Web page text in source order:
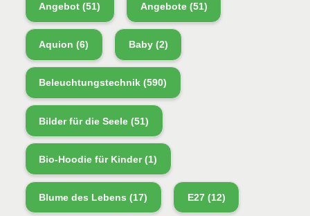
Angebot (51) Angebote(51)
Aquion (6) Baby(2)
Beleuchtungstechnik (590)
Bilder für die Seele (51)
Bio-Hoodie für Kinder(1)
Blume des Lebens (17) E27(12)